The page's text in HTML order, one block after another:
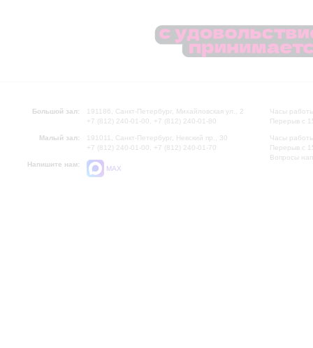
Большой зал:
191186, Санкт-Петербург, Михайловская ул., 2
+7 (812) 240-01-00, +7 (812) 240-01-80
Малый зал:
191011, Санкт-Петербург, Невский пр., 30
+7 (812) 240-01-00, +7 (812) 240-01-70
Напишите нам:
MAX
Часы
Перерыв с
Часы
Перерыв с
Вопросы